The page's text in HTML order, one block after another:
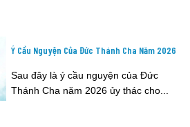
Ý Cầu Nguyện Của Đức Thánh Cha Năm 2026
Sau đây là ý cầu nguyện của Đức
Thánh Cha năm 2026 ủy thác cho...